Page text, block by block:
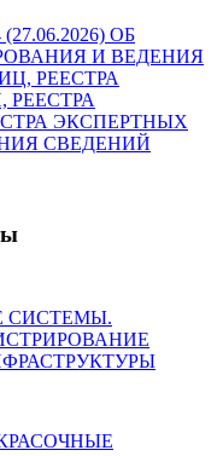
(27.06.2026) ОБ
И ВЕДЕНИЯ
РЕЕСТРА
ЭКСПЕРТНЫХ
СВЕДЕНИЙ
СИСТЕМЫ.